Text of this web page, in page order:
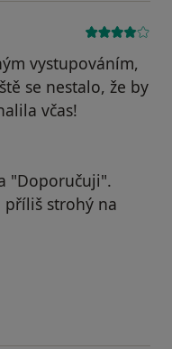
vystupováním,
se nestalo, že by
včas!
"Doporučuji".
příliš strohý na